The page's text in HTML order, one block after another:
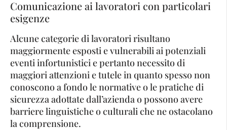
Comunicazione ai lavoratori con particolari
esigenze
Alcune categorie di lavoratori risultano
maggiormente esposti e vulnerabili ai potenziali
eventi infortunistici e pertanto necessito di
maggiori attenzioni e tutele in quanto spesso non
conoscono a fondo le normative o le pratiche di
sicurezza adottate dall’azienda o possono avere
barriere linguistiche o culturali che ne ostacolano
la comprensione.